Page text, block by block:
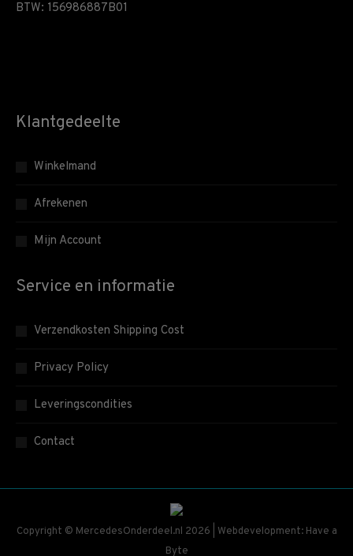
BTW: 156986887B01
Klantgedeelte
Winkelmand
Afrekenen
Mijn Account
Service en informatie
Verzendkosten Shipping Cost
Privacy Policy
Leveringscondities
Contact
Copyright © MercedesOnderdeel.nl 2026 | Webdevelopment: Have a
Byte